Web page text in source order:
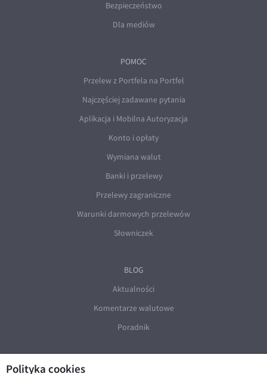
Polityka cookies
Bezpieczeństwo
Dla mediów
POMOC
Przelew z Portfela na Portfel
Najczęściej zadawane pytania
Aplikacja i Mobilna Autoryzacja
Konto i opłaty
Wymiana walut
Banki i przelewy
Przelewy zagraniczne
Warunki darmowych przelewów
Słowniczek
BLOG
Aktualności
Komentarze walutowe
Poradnik